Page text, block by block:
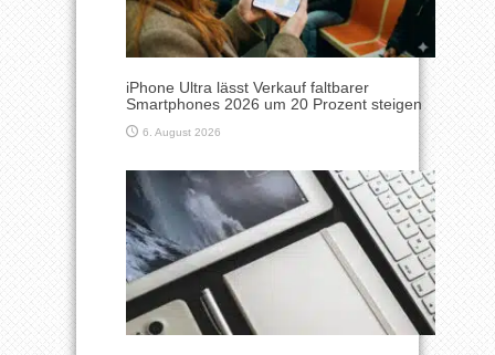
iPhone Ultra lässt Verkauf faltbarer
Smartphones 2026 um 20 Prozent steigen
6. August 2026